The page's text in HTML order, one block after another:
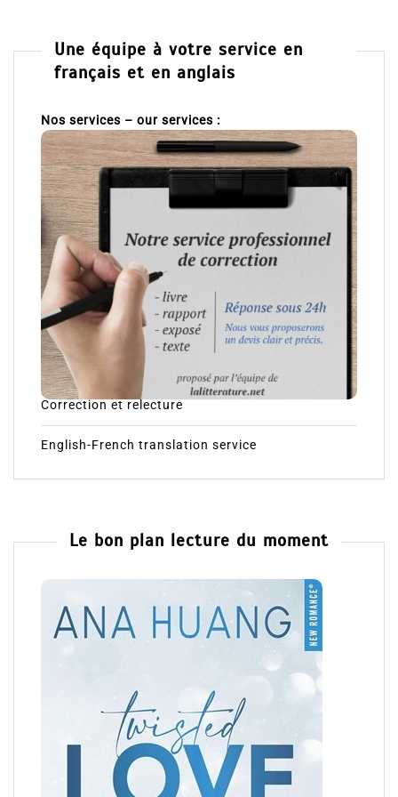
Une équipe à votre service en
français et en anglais
Nos services – our services :
Correction et relecture
English-French translation service
Le bon plan lecture du moment